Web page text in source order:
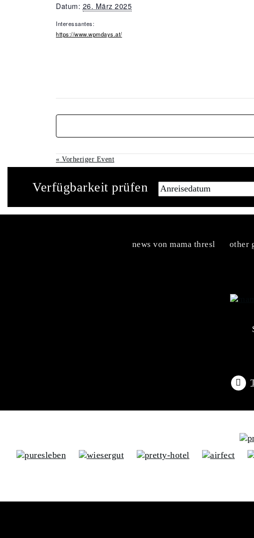
Datum: 26. März 2025
Interessantes:
https://www.wpmdays.at/
« Vorheriger Event
Verfügbarkeit prüfen
news von mama thresl other